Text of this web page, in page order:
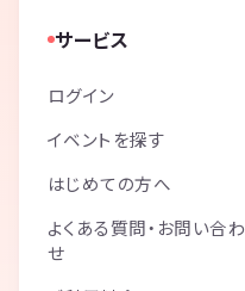
サービス
ログイン
イベントを探す
はじめての方へ
よくある質問・お問い合わ
せ